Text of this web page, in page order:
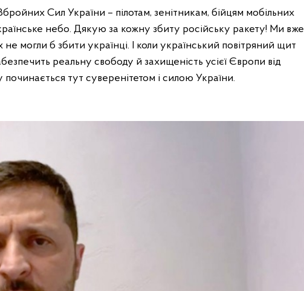
Сил України – пілотам, зенітникам, бійцям мобільних
небо. Дякую за кожну збиту російську ракету! Ми вже
могли б збити українці. І коли український повітряний щит
реальну свободу й захищеність усієї Європи від
тут суверенітетом і силою України.